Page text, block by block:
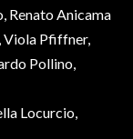
Renato Anicama
Viola Pfiffner,
Pollino,
Locurcio,